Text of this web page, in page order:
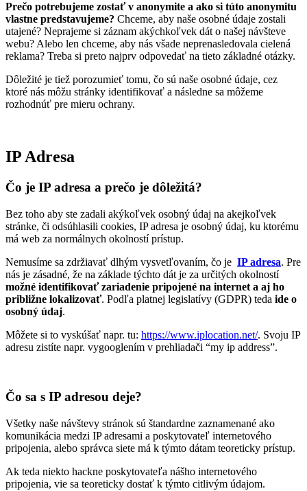
Prečo potrebujeme zostať v anonymite a ako si túto anonymitu
vlastne predstavujeme? Chceme, aby naše osobné údaje zostali
utajené? Neprajeme si záznam akýchkoľvek dát o našej návšteve
webu? Alebo len chceme, aby nás všade neprenasledovala cielená
reklama? Treba si preto najprv odpovedať na tieto základné otázky.
Dôležité je tiež porozumieť tomu, čo sú naše osobné údaje, cez
ktoré nás môžu stránky identifikovať a následne sa môžeme
rozhodnúť pre mieru ochrany.
IP Adresa
Čo je IP adresa a prečo je dôležitá?
Bez toho aby ste zadali akýkoľvek osobný údaj na akejkoľvek
stránke, či odsúhlasili cookies, IP adresa je osobný údaj, ku ktorému
má web za normálnych okolností prístup.
Nemusíme sa zdržiavať dlhým vysvetľovaním, čo je IP adresa. Pre
nás je zásadné, že na základe týchto dát je za určitých okolností
možné identifikovať zariadenie pripojené na internet a aj ho
približne lokalizovať. Podľa platnej legislatívy (GDPR) teda ide o
osobný údaj.
Môžete si to vyskúšať napr. tu: https://www.iplocation.net/. Svoju IP
adresu zistíte napr. vygooglením v prehliadači “my ip address”.
Čo sa s IP adresou deje?
Všetky naše návštevy stránok sú štandardne zaznamenané ako
komunikácia medzi IP adresami a poskytovateľ internetového
pripojenia, alebo správca siete má k týmto dátam teoreticky prístup.
Ak teda niekto hackne poskytovateľa nášho internetového
pripojenia, vie sa teoreticky dostať k týmto citlivým údajom.